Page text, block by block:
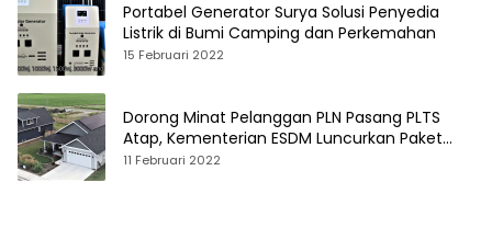
Portabel Generator Surya Solusi Penyedia
Listrik di Bumi Camping dan Perkemahan
15 Februari 2022
Dorong Minat Pelanggan PLN Pasang PLTS
Atap, Kementerian ESDM Luncurkan Paket
Hibah SEF
11 Februari 2022